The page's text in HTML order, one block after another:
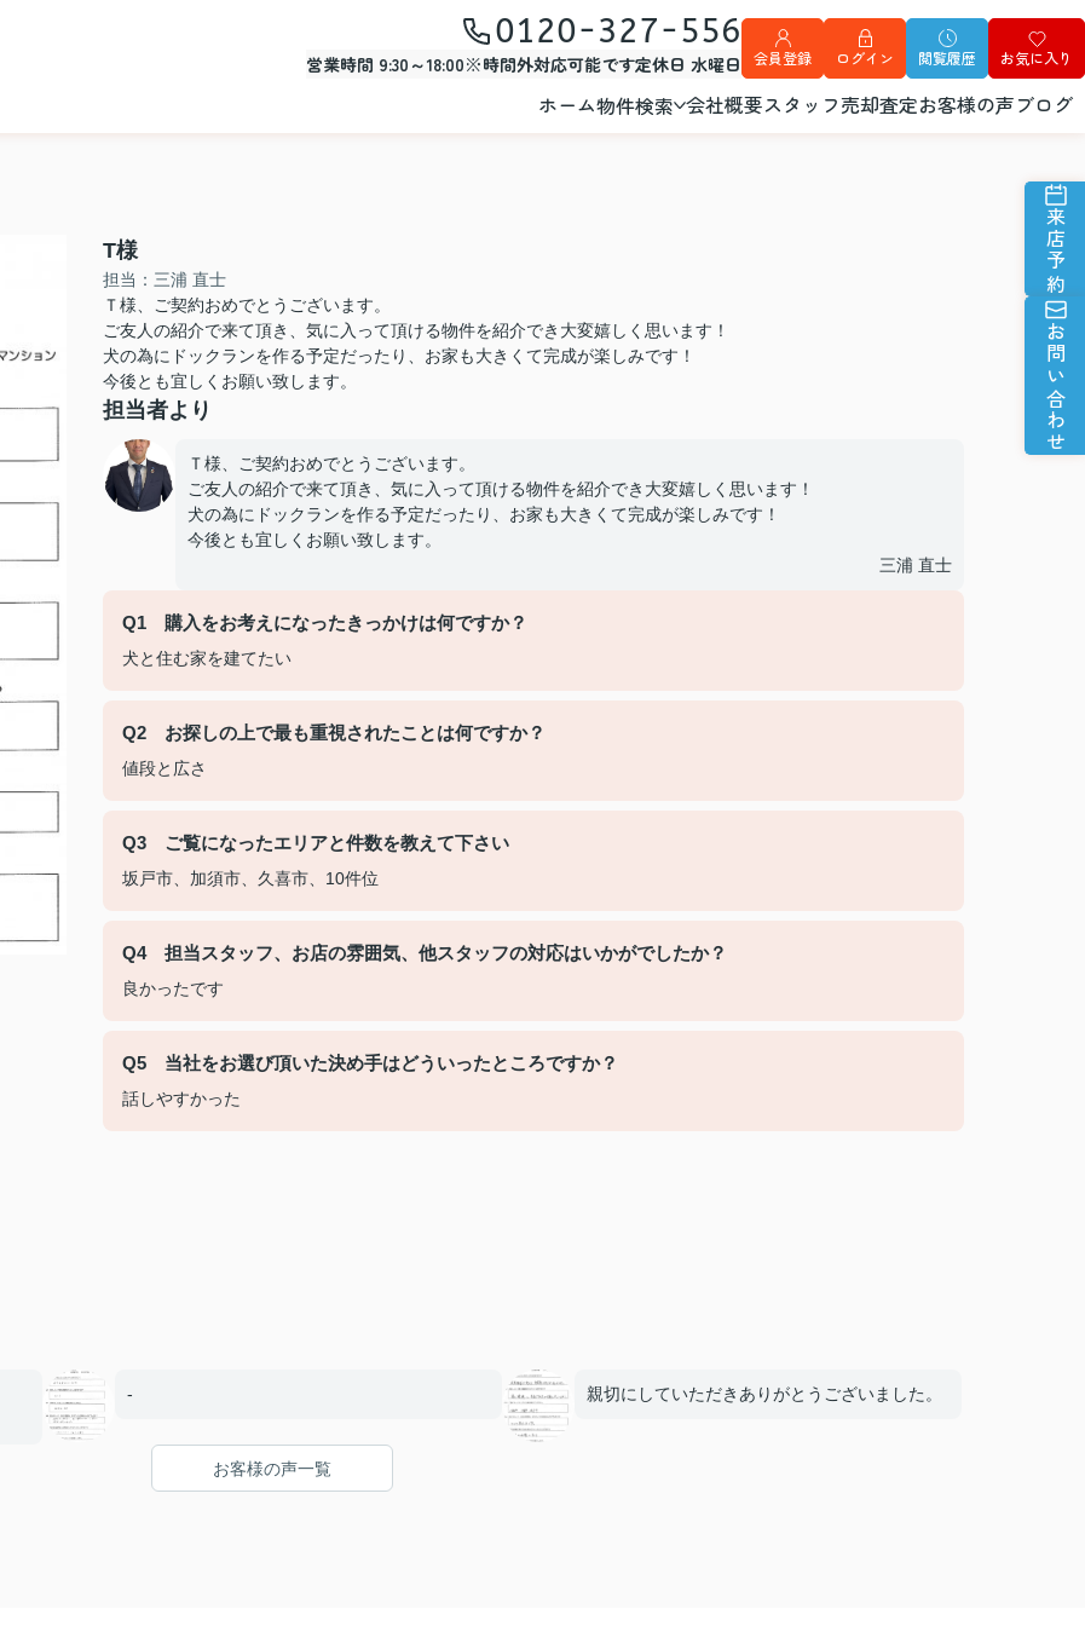
0120-327-556
営業時間 9:30～18:00※時間外対応可能です定休日 水曜日 会員登録 ログイン 閲覧履歴 お気に入り
ホーム物件検索 会社概要スタッフ売却査定お客様の声ブログ
来店予約
お問い合わせ
T様
担当：三浦 直士
Ｔ様、ご契約おめでとうございます。
ご友人の紹介で来て頂き、気に入って頂ける物件を紹介でき大変嬉しく思います！
犬の為にドックランを作る予定だったり、お家も大きくて完成が楽しみです！
今後とも宜しくお願い致します。
担当者より
Ｔ様、ご契約おめでとうございます。
ご友人の紹介で来て頂き、気に入って頂ける物件を紹介でき大変嬉しく思います！
犬の為にドックランを作る予定だったり、お家も大きくて完成が楽しみです！
今後とも宜しくお願い致します。
三浦 直士
Q1 購入をお考えになったきっかけは何ですか？
犬と住む家を建てたい
Q2 お探しの上で最も重視されたことは何ですか？
値段と広さ
Q3 ご覧になったエリアと件数を教えて下さい
坂戸市、加須市、久喜市、10件位
Q4 担当スタッフ、お店の雰囲気、他スタッフの対応はいかがでしたか？
良かったです
Q5 当社をお選び頂いた決め手はどういったところですか？
話しやすかった
- 親切にしていただきありがとうございました。
お客様の声一覧